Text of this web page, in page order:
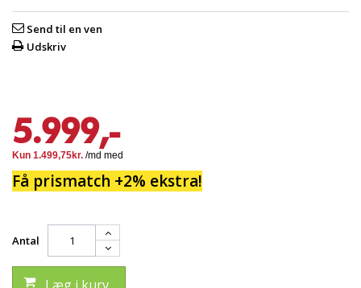
Send til en ven
Udskriv
5.999,-
Få prismatch +2% ekstra!
Antal